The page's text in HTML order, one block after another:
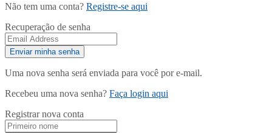
Não tem uma conta? Registre-se aqui
Recuperação de senha
Uma nova senha será enviada para você por e-mail.
Recebeu uma nova senha? Faça login aqui
Registrar nova conta